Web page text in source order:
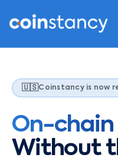
🇺🇸Coinstancy is now
On-
Without